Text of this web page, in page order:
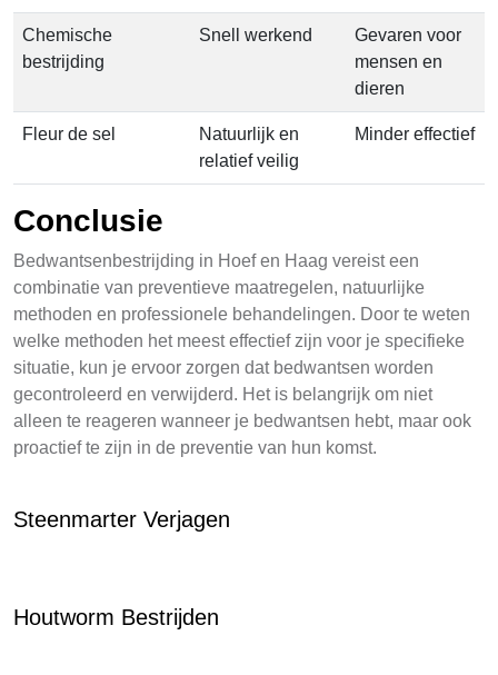
Chemische
bestrijding
Snell werkend
Gevaren voor
mensen en
dieren
Fleur de sel
Natuurlijk en
relatief veilig
Minder effectief
Conclusie
Bedwantsenbestrijding in Hoef en Haag vereist een
combinatie van preventieve maatregelen, natuurlijke
methoden en professionele behandelingen. Door te weten
welke methoden het meest effectief zijn voor je specifieke
situatie, kun je ervoor zorgen dat bedwantsen worden
gecontroleerd en verwijderd. Het is belangrijk om niet
alleen te reageren wanneer je bedwantsen hebt, maar ook
proactief te zijn in de preventie van hun komst.
Steenmarter Verjagen
Houtworm Bestrijden